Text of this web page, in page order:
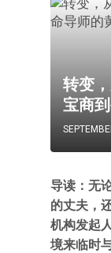
转变
宝商
导读：无
的丈夫，
机构发起
境来临时